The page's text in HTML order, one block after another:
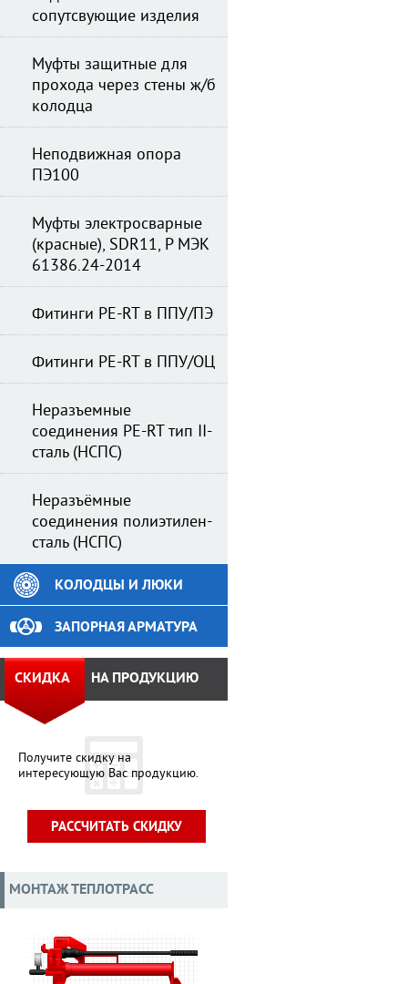
сопутсвующие изделия
Муфты защитные для
прохода через стены ж/б
колодца
Неподвижная опора
ПЭ100
Муфты электросварные
(красные), SDR11, Р МЭК
61386.24-2014
Фитинги PE-RT в ППУ/ПЭ
Фитинги PE-RT в ППУ/ОЦ
Неразъемные
соединения PE-RT тип II-
сталь (НСПС)
Неразъёмные
соединения полиэтилен-
сталь (НСПС)
КОЛОДЦЫ И ЛЮКИ
ЗАПОРНАЯ АРМАТУРА
Получите скидку на
интересующую Вас продукцию.
СКИДКА НА ПРОДУКЦИЮ
РАССЧИТАТЬ СКИДКУ
МОНТАЖ ТЕПЛОТРАСС